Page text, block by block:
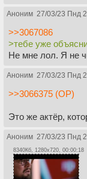
Аноним 27/03/23 Пнд
>>3067086
>тебе уже
Не мне лол. Я не
Аноним 27/03/23 Пнд
>>3066375 (OP)
Это же актёр,
Аноним 27/03/23 Пнд
8340Кб, 1280x720, 00:00:18